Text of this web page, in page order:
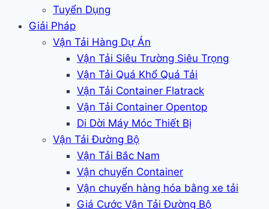
Tuyển Dụng
Giải Pháp
Vận Tải Hàng Dự Án
Vận Tải Siêu Trường Siêu Trọng
Vận Tải Quá Khổ Quá Tải
Vận Tải Container Flatrack
Vận Tải Container Opentop
Di Dời Máy Móc Thiết Bị
Vận Tải Đường Bộ
Vận Tải Bắc Nam
Vận chuyển Container
Vận chuyển hàng hóa bằng xe tải
Giá Cước Vận Tải Đường Bộ